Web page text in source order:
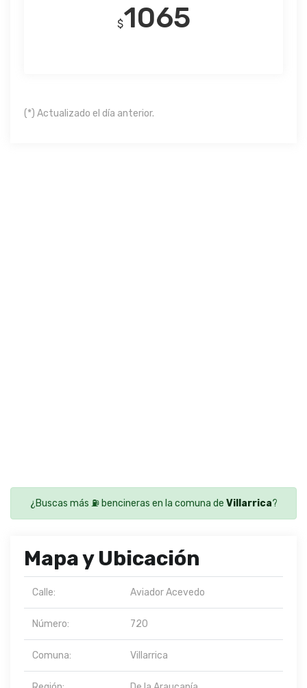
$1065
(*) Actualizado el día anterior.
¿Buscas más ⛽ bencineras en la comuna de Villarrica?
Mapa y Ubicación
Calle: Aviador Acevedo
Número: 720
Comuna: Villarrica